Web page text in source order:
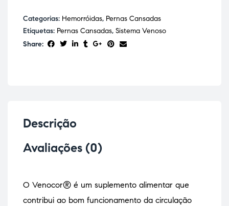
Categorias: Hemorróidas, Pernas Cansadas
Etiquetas: Pernas Cansadas, Sistema Venoso
Share:
Descrição
Avaliações (0)
O Venocor® é um suplemento alimentar que
contribui ao bom funcionamento da circulação